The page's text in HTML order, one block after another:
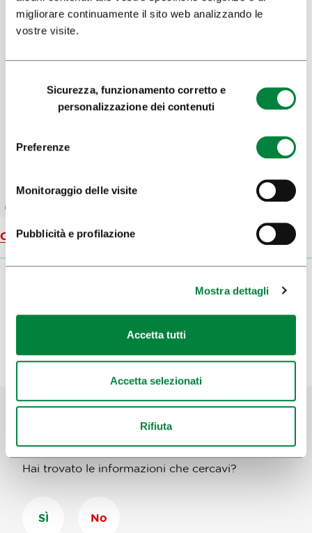
migliorare continuamente il sito web analizzando le
vostre visite.
Sicurezza, funzionamento corretto e
personalizzazione dei contenuti
Preferenze
Monitoraggio delle visite
Pubblicità e profilazione
Mostra dettagli
Accetta tutti
Accetta selezionati
Rifiuta
Carta geografica
Aiutaci a migliorare il sito
Hai trovato le informazioni che cercavi?
SÌ No